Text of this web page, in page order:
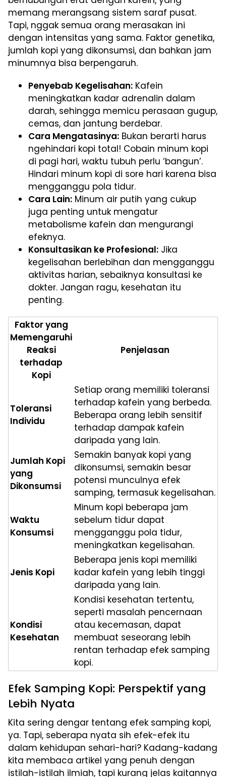
memang merangsang sistem saraf pusat.
Tapi, nggak semua orang merasakan ini
dengan intensitas yang sama. Faktor genetika,
jumlah kopi yang dikonsumsi, dan bahkan jam
minumnya bisa berpengaruh.
Penyebab Kegelisahan: Kafein
meningkatkan kadar adrenalin dalam
darah, sehingga memicu perasaan gugup,
cemas, dan jantung berdebar.
Cara Mengatasinya: Bukan berarti harus
ngehindari kopi total! Cobain minum kopi
di pagi hari, waktu tubuh perlu ‘bangun’.
Hindari minum kopi di sore hari karena bisa
mengganggu pola tidur.
Cara Lain: Minum air putih yang cukup
juga penting untuk mengatur
metabolisme kafein dan mengurangi
efeknya.
Konsultasikan ke Profesional: Jika
kegelisahan berlebihan dan mengganggu
aktivitas harian, sebaiknya konsultasi ke
dokter. Jangan ragu, kesehatan itu
penting.
Faktor yang
Memengaruhi
Reaksi
terhadap
Kopi
Penjelasan
Toleransi
Individu
Setiap orang memiliki toleransi
terhadap kafein yang berbeda.
Beberapa orang lebih sensitif
terhadap dampak kafein
daripada yang lain.
Jumlah Kopi
yang
Dikonsumsi
Semakin banyak kopi yang
dikonsumsi, semakin besar
potensi munculnya efek
samping, termasuk kegelisahan.
Waktu
Konsumsi
Minum kopi beberapa jam
sebelum tidur dapat
mengganggu pola tidur,
meningkatkan kegelisahan.
Jenis Kopi
Beberapa jenis kopi memiliki
kadar kafein yang lebih tinggi
daripada yang lain.
Kondisi
Kesehatan
Kondisi kesehatan tertentu,
seperti masalah pencernaan
atau kecemasan, dapat
membuat seseorang lebih
rentan terhadap efek samping
kopi.
Efek Samping Kopi: Perspektif yang
Lebih Nyata
Kita sering dengar tentang efek samping kopi,
ya. Tapi, seberapa nyata sih efek-efek itu
dalam kehidupan sehari-hari? Kadang-kadang
kita membaca artikel yang penuh dengan
istilah-istilah ilmiah, tapi kurang jelas kaitannya